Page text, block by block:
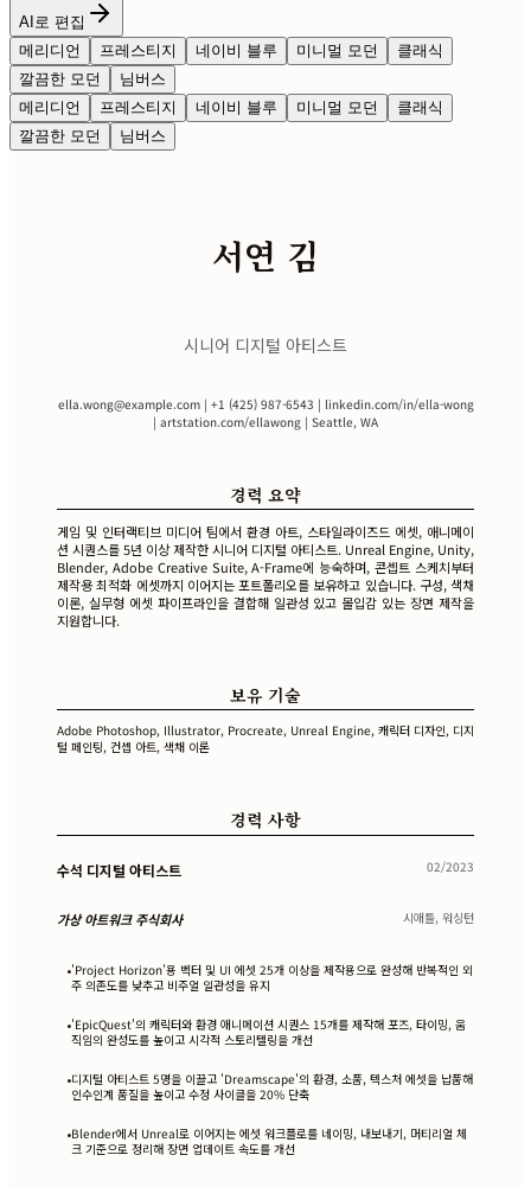
AI로 편집
메리디언
프레스티지 네이비 블루 미니멀 모던
클래식
깔끔한 모던
님버스
메리디언
프레스티지 네이비 블루 미니멀 모던
클래식
깔끔한 모던
님버스
서연 김
시니어 디지털 아티스트
ella.wong@example.com| +1 (425) 987-6543 | linkedin.com/in/ella-wong
| artstation.com/ellawong | Seattle, WA
경력 요약
게임 및 인터랙티브 미디어 팀에서 환경 아트, 스타일라이즈드 에셋, 애니메이
션 시퀀스를 5년 이상 제작한 시니어 디지털 아티스트. Unreal Engine, Unity,
Blender, Adobe Creative Suite, A-Frame에 능숙하며, 콘셉트 스케치부터
제작용 최적화 에셋까지 이어지는 포트폴리오를 보유하고 있습니다. 구성, 색채
이론, 실무형 에셋 파이프라인을 결합해 일관성 있고 몰입감 있는 장면 제작을
지원합니다.
보유 기술
Adobe Photoshop, Illustrator, Procreate, Unreal Engine, 캐릭터 디자인, 디지
털 페인팅, 컨셉 아트, 색채 이론
경력 사항
수석 디지털 아티스트 02/2023
가상 아트워크 주식회사 시애틀, 워싱턴
•'Project Horizon'용 벡터 및 UI 에셋 25개 이상을 제작용으로 완성해 반복적인 외
주 의존도를 낮추고 비주얼 일관성을 유지
•'EpicQuest'의 캐릭터와 환경 애니메이션 시퀀스 15개를 제작해 포즈, 타이밍, 움
직임의 완성도를 높이고 시각적 스토리텔링을 개선
•디지털 아티스트 5명을 이끌고 'Dreamscape'의 환경, 소품, 텍스처 에셋을 납품해
인수인계 품질을 높이고 수정 사이클을 20% 단축
•Blender에서 Unreal로 이어지는 에셋 워크플로를 네이밍, 내보내기, 머티리얼 체
크 기준으로 정리해 장면 업데이트 속도를 개선